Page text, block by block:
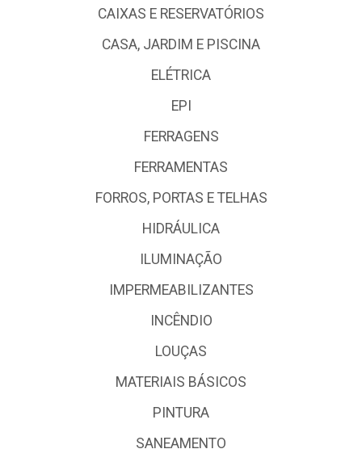
CAIXAS E RESERVATÓRIOS
CASA, JARDIM E PISCINA
ELÉTRICA
EPI
FERRAGENS
FERRAMENTAS
FORROS, PORTAS E TELHAS
HIDRÁULICA
ILUMINAÇÃO
IMPERMEABILIZANTES
INCÊNDIO
LOUÇAS
MATERIAIS BÁSICOS
PINTURA
SANEAMENTO